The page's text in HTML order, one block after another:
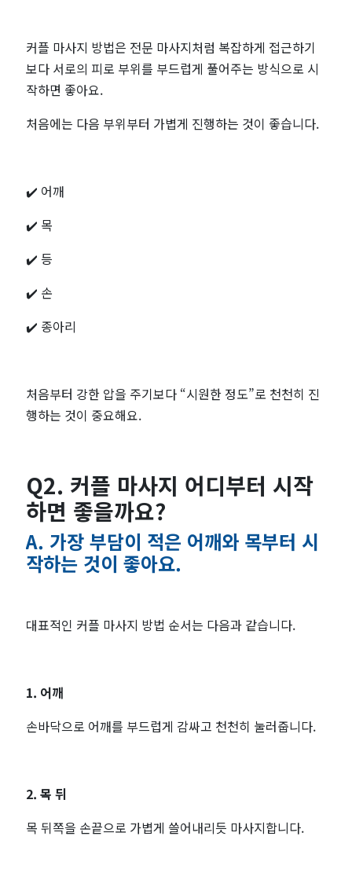
서
정
리
커
뮤
니
티
커플 마사지 방법은 전문 마사지처럼 복잡하게 접근하기
보다 서로의 피로 부위를 부드럽게 풀어주는 방식으로 시
작하면 좋아요.
처음에는 다음 부위부터 가볍게 진행하는 것이 좋습니다.
✔️ 어깨
✔️ 목
✔️ 등
✔️ 손
✔️ 종아리
처음부터 강한 압을 주기보다 “시원한 정도”로 천천히 진
행하는 것이 중요해요.
Q2. 커플 마사지 어디부터 시작
하면 좋을까요?
A. 가장 부담이 적은 어깨와 목부터 시
작하는 것이 좋아요.
대표적인 커플 마사지 방법 순서는 다음과 같습니다.
1. 어깨
손바닥으로 어깨를 부드럽게 감싸고 천천히 눌러줍니다.
2. 목 뒤
목 뒤쪽을 손끝으로 가볍게 쓸어내리듯 마사지합니다.